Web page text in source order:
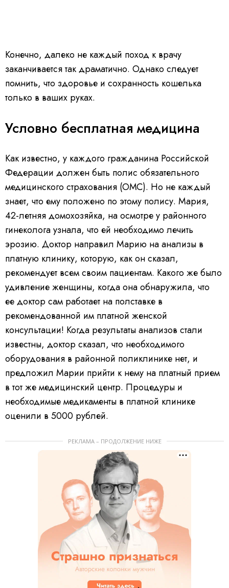
Конечно, далеко не каждый поход к врачу
заканчивается так драматично. Однако следует
помнить, что здоровье и сохранность кошелька
только в ваших руках.
Условно бесплатная медицина
Как известно, у каждого гражданина Российской
Федерации должен быть полис обязательного
медицинского страхования (ОМС). Но не каждый
знает, что ему положено по этому полису. Мария,
42-летняя домохозяйка, на осмотре у районного
гинеколога узнала, что ей необходимо лечить
эрозию. Доктор направил Марию на анализы в
платную клинику, которую, как он сказал,
рекомендует всем своим пациентам. Какого же было
удивление женщины, когда она обнаружила, что
ее доктор сам работает на полставке в
рекомендованной им платной женской
консультации! Когда результаты анализов стали
известны, доктор сказал, что необходимого
оборудования в районной поликлинике нет, и
предложил Марии прийти к нему на платный прием
в тот же медицинский центр. Процедуры и
необходимые медикаменты в платной клинике
оценили в 5000 рублей.
РЕКЛАМА – ПРОДОЛЖЕНИЕ НИЖЕ